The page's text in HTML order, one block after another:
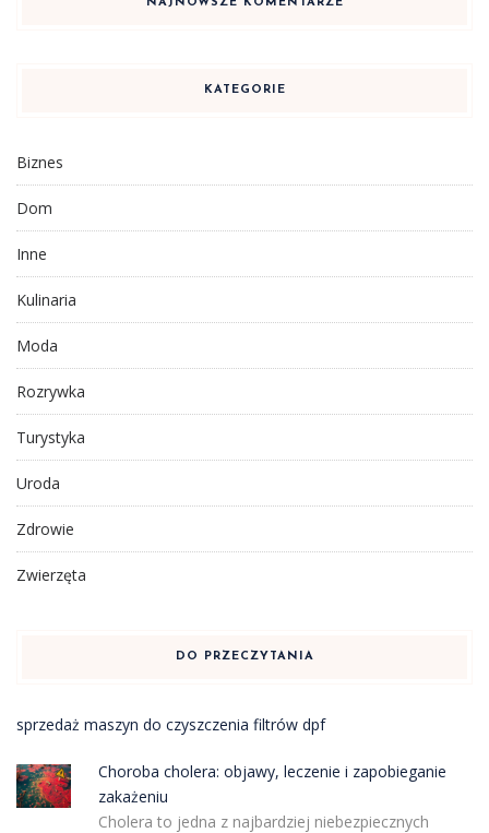
NAJNOWSZE KOMENTARZE
KATEGORIE
Biznes
Dom
Inne
Kulinaria
Moda
Rozrywka
Turystyka
Uroda
Zdrowie
Zwierzęta
DO PRZECZYTANIA
sprzedaż maszyn do czyszczenia filtrów dpf
Choroba cholera: objawy, leczenie i zapobieganie
zakażeniu
Cholera to jedna z najbardziej niebezpiecznych